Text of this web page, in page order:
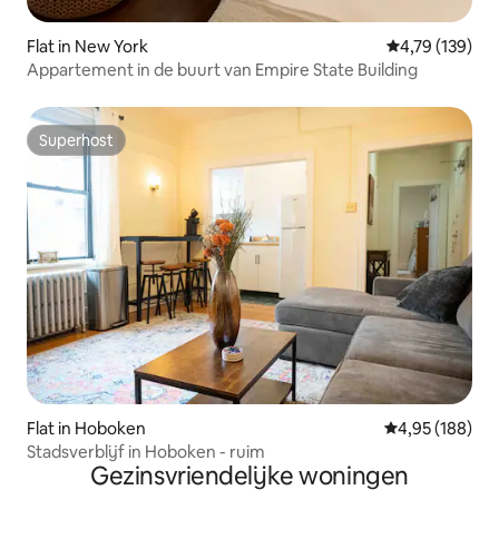
Flat in New York Gemiddelde
4,79 (139)
Appartement in de buurt van Empire State Building
Superhost
Superhost
Flat in Hoboken Gemiddelde
4,95 (188)
Stadsverblijf in Hoboken - ruim
Gezinsvriendelijke woningen